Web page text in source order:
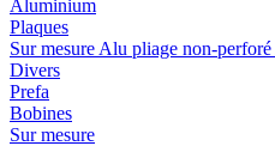
Aluminium
Plaques
Sur mesure Alu pliage non-perforé
Divers
Prefa
Bobines
Sur mesure